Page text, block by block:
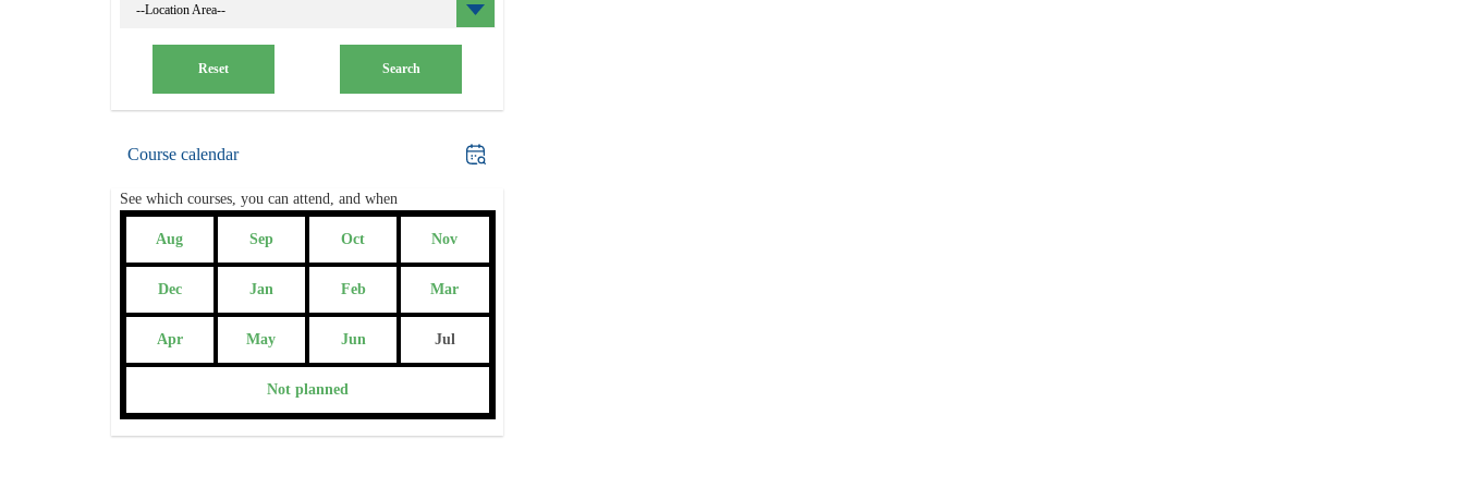
--Location Area--
Reset Search
Course calendar
See which courses, you can attend, and when
Aug Sep Oct Nov
Dec Jan Feb Mar
Apr May Jun Jul
Not planned